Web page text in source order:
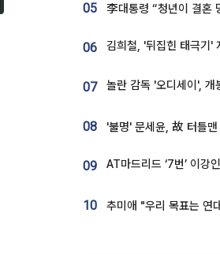
05
06
07
08
09
10